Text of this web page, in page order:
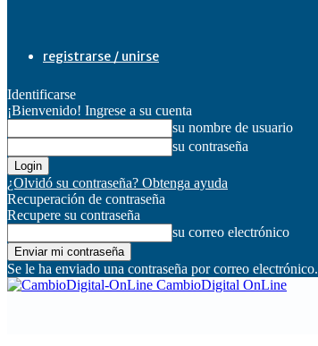
registrarse / unirse
Identificarse
¡Bienvenido! Ingrese a su cuenta
su nombre de usuario
su contraseña
¿Olvidó su contraseña? Obtenga ayuda
Recuperación de contraseña
Recupere su contraseña
su correo electrónico
Se le ha enviado una contraseña por correo electrónico.
CambioDigital OnLine